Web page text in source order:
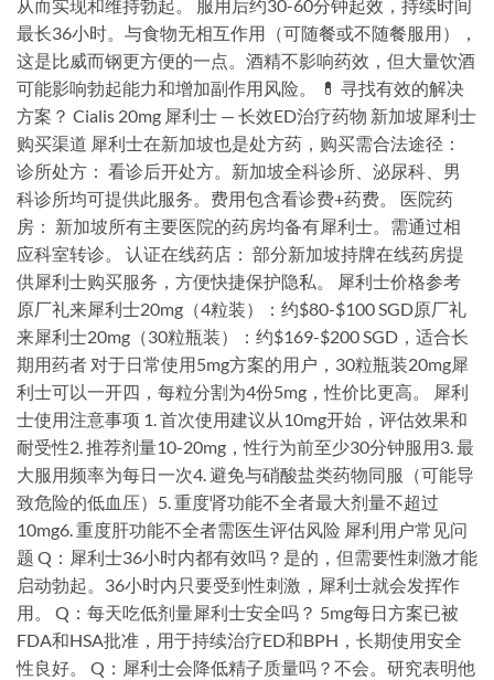
从而实现和维持勃起。 服用后约30-60分钟起效，持续时间
最长36小时。与食物无相互作用（可随餐或不随餐服用），
这是比威而钢更方便的一点。酒精不影响药效，但大量饮酒
可能影响勃起能力和增加副作用风险。 💊 寻找有效的解决
方案？ Cialis 20mg 犀利士 — 长效ED治疗药物 新加坡犀利士
购买渠道 犀利士在新加坡也是处方药，购买需合法途径：
诊所处方： 看诊后开处方。新加坡全科诊所、泌尿科、男
科诊所均可提供此服务。费用包含看诊费+药费。 医院药
房： 新加坡所有主要医院的药房均备有犀利士。需通过相
应科室转诊。 认证在线药店： 部分新加坡持牌在线药房提
供犀利士购买服务，方便快捷保护隐私。 犀利士价格参考
原厂礼来犀利士20mg（4粒装）：约$80-$100 SGD原厂礼
来犀利士20mg（30粒瓶装）：约$169-$200 SGD，适合长
期用药者 对于日常使用5mg方案的用户，30粒瓶装20mg犀
利士可以一开四，每粒分割为4份5mg，性价比更高。 犀利
士使用注意事项 1. 首次使用建议从10mg开始，评估效果和
耐受性2. 推荐剂量10-20mg，性行为前至少30分钟服用3. 最
大服用频率为每日一次4. 避免与硝酸盐类药物同服（可能导
致危险的低血压）5. 重度肾功能不全者最大剂量不超过
10mg6. 重度肝功能不全者需医生评估风险 犀利用户常见问
题 Q：犀利士36小时内都有效吗？是的，但需要性刺激才能
启动勃起。36小时内只要受到性刺激，犀利士就会发挥作
用。 Q：每天吃低剂量犀利士安全吗？ 5mg每日方案已被
FDA和HSA批准，用于持续治疗ED和BPH，长期使用安全
性良好。 Q：犀利士会降低精子质量吗？不会。研究表明他